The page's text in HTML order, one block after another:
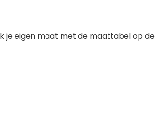
je eigen maat met de maattabel op de